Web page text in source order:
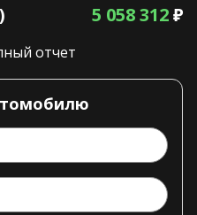
5 058 312₽
отчет